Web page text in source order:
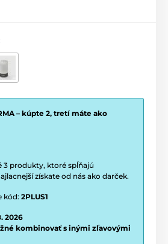
– kúpte 2, tretí máte ako
3 produkty, ktoré spĺňajú
získate od nás ako darček.
kód: 2PLUS1
2026
kombinovať s inými zľavovými